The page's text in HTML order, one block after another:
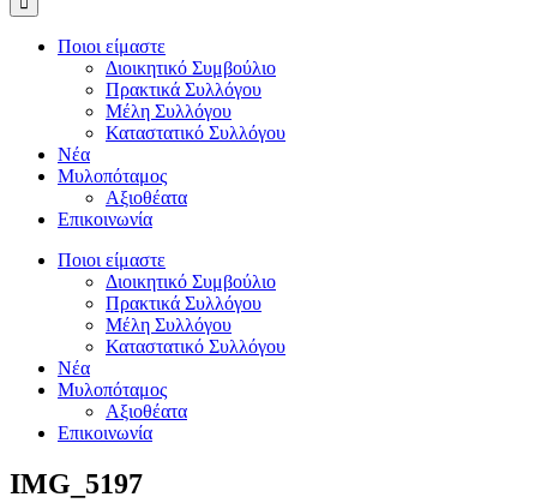
Ποιοι είμαστε
Διοικητικό Συμβούλιο
Πρακτικά Συλλόγου
Μέλη Συλλόγου
Καταστατικό Συλλόγου
Νέα
Μυλοπόταμος
Αξιοθέατα
Επικοινωνία
Ποιοι είμαστε
Διοικητικό Συμβούλιο
Πρακτικά Συλλόγου
Μέλη Συλλόγου
Καταστατικό Συλλόγου
Νέα
Μυλοπόταμος
Αξιοθέατα
Επικοινωνία
IMG_5197